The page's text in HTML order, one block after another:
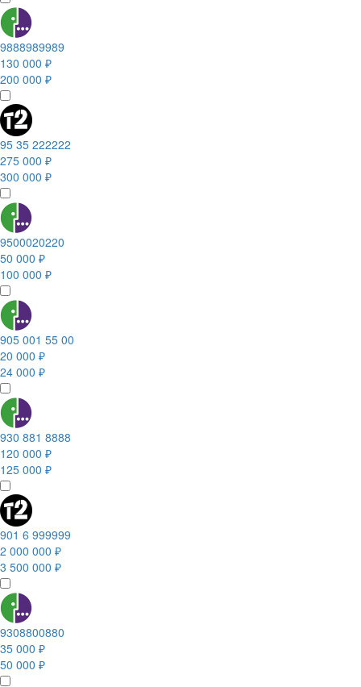
9888989989
130 000 ₽
200 000 ₽
95 35 222222
275 000 ₽
300 000 ₽
9500020220
50 000 ₽
100 000 ₽
905 001 55 00
20 000 ₽
24 000 ₽
930 881 8888
120 000 ₽
125 000 ₽
901 6 999999
2 000 000 ₽
3 500 000 ₽
9308800880
35 000 ₽
50 000 ₽